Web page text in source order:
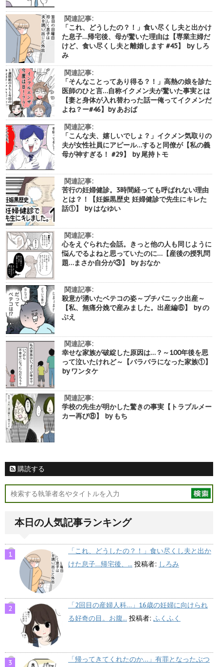
関連記事:
「これ、どうしたの？！」食い尽くし夫と出かけ
た息子…帰宅後、母が驚いた理由は【専業主婦だ
けど、食い尽くし夫と離婚します #45】 by しろ
み
関連記事:
「そんなことってあり得る？！」高熱の娘を診た
医師のひと言…自称イクメン夫が驚いた事実とは
【妻と身体が入れ替わった話ー俺ってイクメンだ
よね？ー#46】by あおば
関連記事:
「こんな夫、嬉しいでしょ？」イクメン気取りの
夫が女性社員にアピール…すると同僚が【私の義
母が神すぎる！ #29】 by 尾持トモ
関連記事:
苦行の妊婦健診。3時間経っても呼ばれない理由
とは？！【妊娠黒歴史 妊婦健診で先生にキレた
話①】 by はなゆい
関連記事:
心をえぐられた会話。きっと他の人も同じように
悩んでるよねと思っていたのに…【産後の授乳問
題…まさか自分が③】 by おなか
関連記事:
殺意が湧いたベテコの姿～プチパニック出産～
【私、無痛分娩で産みました。出産編⑥】 by の
ぶえ
関連記事:
幸せな家族が破綻した原因は…？～100年後を思
って泣いたけれど～【バラバラになった家族①】
by ワンタケ
関連記事:
学校の先生が明かした驚きの事実【トラブルメー
カー再び⑧】 by もち
購読する
本日の人気記事ランキング
「これ、どうしたの？！」食い尽くし夫と出か
けた息子…帰宅後、... 投稿者: しろみ
「2回目の産婦人科…」16歳の妊婦に向けられ
る好奇の目。お腹... 投稿者: ふくふく
「帰ってきてくれたのか…」有罪となったぶつ